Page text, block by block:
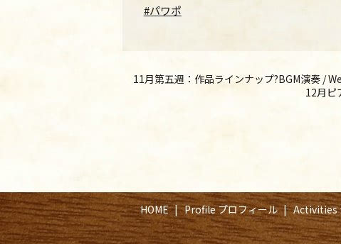
#パワポ
11月第五週：作品ラインナップ?BGM演奏 /
12月ピ
HOME Profile プロフィール Activities